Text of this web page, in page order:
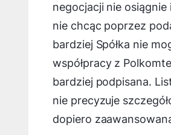
negocjacji nie
nie chcąc poprzez
bardziej Spółka nie
współpracy z
bardziej podpisana.
nie precyzuje
dopiero